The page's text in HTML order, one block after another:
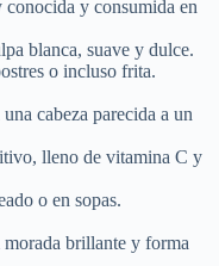
y consumida en
blanca, suave y dulce.
o incluso frita.
cabeza parecida a un
lleno de vitamina C y
o en sopas.
brillante y forma